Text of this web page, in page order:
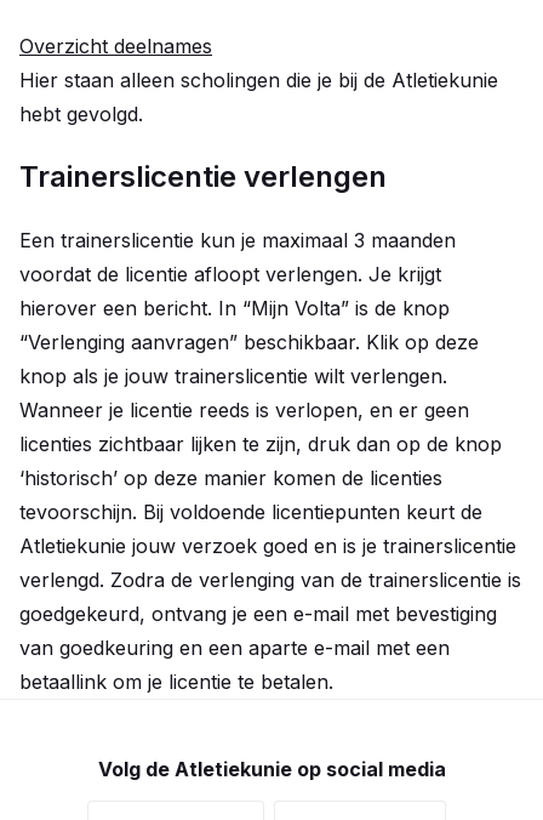
Overzicht deelnames
Hier staan alleen scholingen die je bij de Atletiekunie
hebt gevolgd.
Trainerslicentie verlengen
Een trainerslicentie kun je maximaal 3 maanden
voordat de licentie afloopt verlengen. Je krijgt
hierover een bericht. In “Mijn Volta” is de knop
“Verlenging aanvragen” beschikbaar. Klik op deze
knop als je jouw trainerslicentie wilt verlengen.
Wanneer je licentie reeds is verlopen, en er geen
licenties zichtbaar lijken te zijn, druk dan op de knop
‘historisch’ op deze manier komen de licenties
tevoorschijn. Bij voldoende licentiepunten keurt de
Atletiekunie jouw verzoek goed en is je trainerslicentie
verlengd. Zodra de verlenging van de trainerslicentie is
goedgekeurd, ontvang je een e-mail met bevestiging
van goedkeuring en een aparte e-mail met een
betaallink om je licentie te betalen.
Volg de Atletiekunie op social media